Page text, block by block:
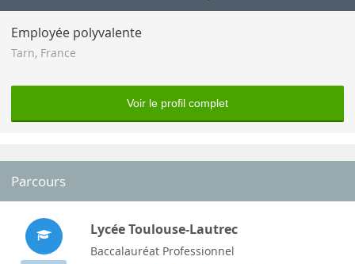
Employée polyvalente
Tarn, France
Voir le profil complet
Parcours
Lycée Toulouse-Lautrec
Baccalauréat Professionnel